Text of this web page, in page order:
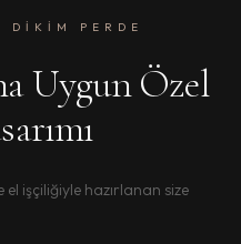
PERDE
Uygun Özel
el işçiliğiyle hazırlanan size